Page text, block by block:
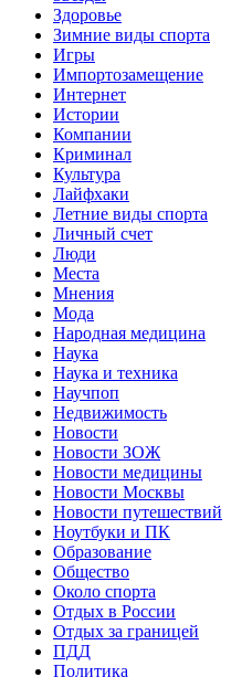
Здоровье
Зимние виды спорта
Игры
Импортозамещение
Интернет
Истории
Компании
Криминал
Культура
Лайфхаки
Летние виды спорта
Личный счет
Люди
Места
Мнения
Мода
Народная медицина
Наука
Наука и техника
Научпоп
Недвижимость
Новости
Новости ЗОЖ
Новости медицины
Новости Москвы
Новости путешествий
Ноутбуки и ПК
Образование
Общество
Около спорта
Отдых в России
Отдых за границей
ПДД
Политика